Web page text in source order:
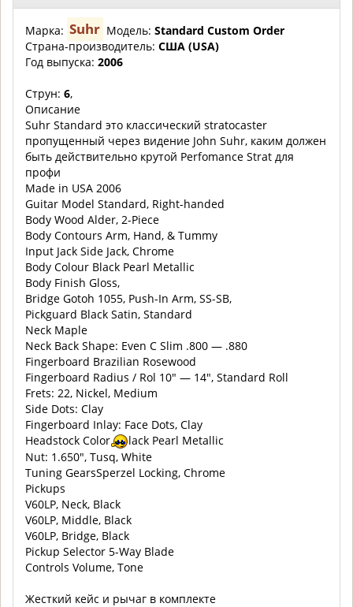
Марка: Suhr Модель: Standard Custom Order
Страна-производитель: США (USA)
Год выпуска: 2006
Струн: 6,
Описание
Suhr Standard это классический stratocaster
пропущенный через видение John Suhr, каким должен
быть действительно крутой Perfomance Strat для
профи
Made in USA 2006
Guitar Model Standard, Right-handed
Body Wood Alder, 2-Piece
Body Contours Arm, Hand, & Tummy
Input Jack Side Jack, Chrome
Body Colour Black Pearl Metallic
Body Finish Gloss,
Bridge Gotoh 1055, Push-In Arm, SS-SB,
Pickguard Black Satin, Standard
Neck Maple
Neck Back Shape: Even C Slim .800 — .880
Fingerboard Brazilian Rosewood
Fingerboard Radius / Rol 10″ — 14″, Standard Roll
Frets: 22, Nickel, Medium
Side Dots: Clay
Fingerboard Inlay: Face Dots, Clay
Headstock Color
lack Pearl Metallic
Nut: 1.650″, Tusq, White
Tuning GearsSperzel Locking, Chrome
Pickups
V60LP, Neck, Black
V60LP, Middle, Black
V60LP, Bridge, Black
Pickup Selector 5-Way Blade
Controls Volume, Tone
Жесткий кейс и рычаг в комплекте